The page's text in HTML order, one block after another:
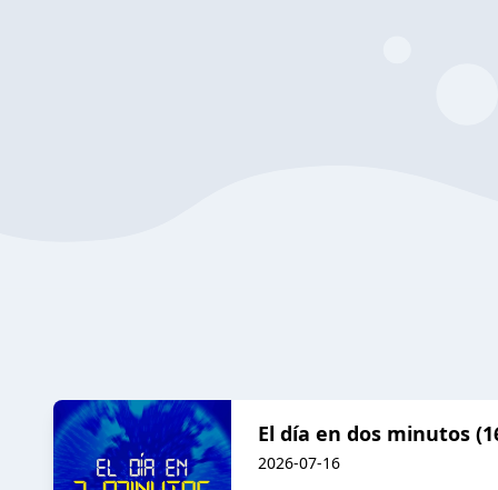
El día en dos minutos
2026-07-16